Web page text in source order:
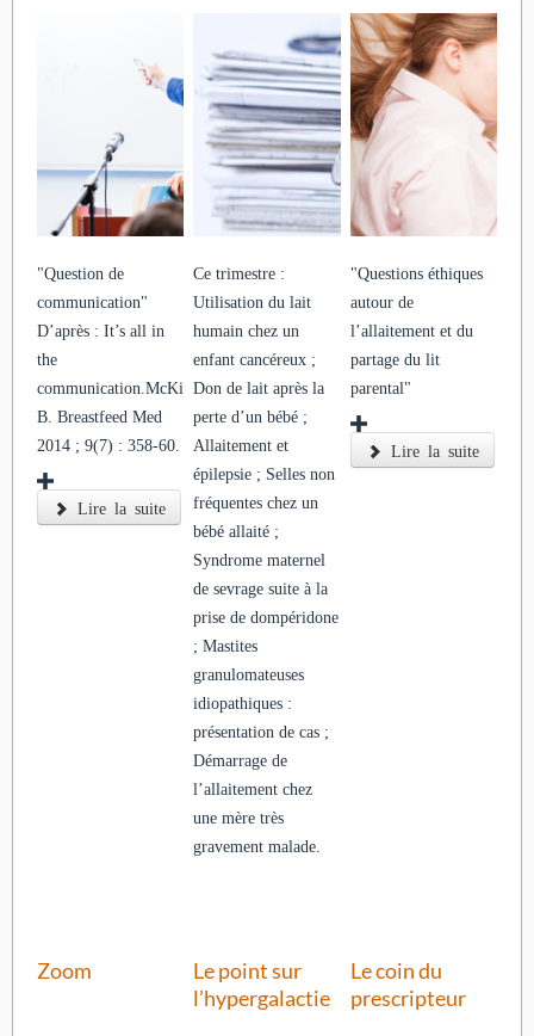
"Question de
communication"
D’après : It’s all in
the
communication.McKinnon
B. Breastfeed Med
2014 ; 9(7) : 358-60.
Lire la suite
Ce trimestre :
Utilisation du lait
humain chez un
enfant cancéreux ;
Don de lait après la
perte d’un bébé ;
Allaitement et
épilepsie ; Selles non
fréquentes chez un
bébé allaité ;
Syndrome maternel
de sevrage suite à la
prise de dompéridone
; Mastites
granulomateuses
idiopathiques :
présentation de cas ;
Démarrage de
l’allaitement chez
une mère très
gravement malade.
"Questions éthiques
autour de
l’allaitement et du
partage du lit
parental"
Lire la suite
Zoom
Le point sur
l’hypergalactie
Le coin du
prescripteur